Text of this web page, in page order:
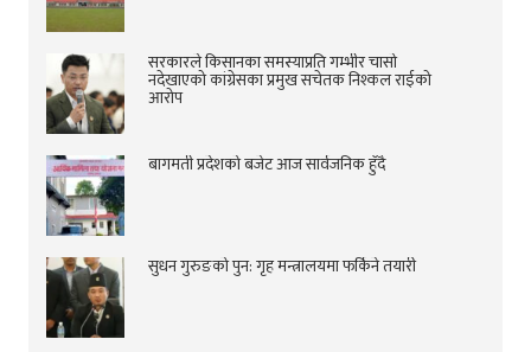
सरकारले किसानका समस्याप्रति गम्भीर चासो
नदेखाएको कांग्रेसका प्रमुख सचेतक निश्कल राईको
आरोप
बागमती प्रदेशको बजेट आज सार्वजनिक हुँदै
सुधन गुरुङको पुन: गृह मन्त्रालयमा फर्किने तयारी